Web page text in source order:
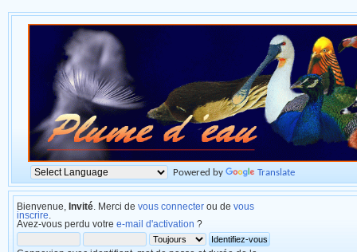
Powered by Translate
Bienvenue, Invité . Merci de vous connecter ou de vous
inscrire
Avez-vous perdu votre e-mail d'activation ?